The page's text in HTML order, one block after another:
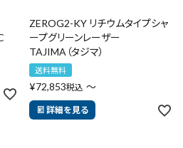
ZEROG2-KY リチウムタイプシャ
ープグリーンレーザー
TAJIMA（タジマ）
送料無料
¥72,853税込 〜
詳細を見る